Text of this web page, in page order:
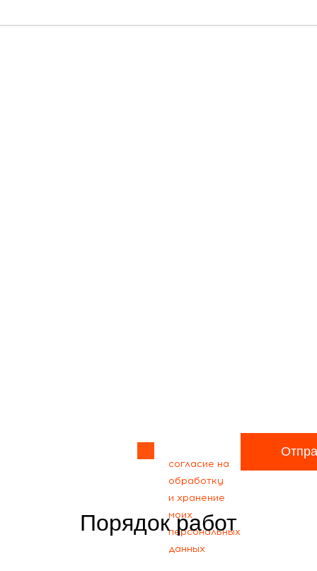
согласие на
обработку
и хранение
моих
персональных
данных
Порядок работ